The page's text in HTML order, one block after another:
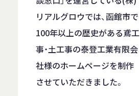
リアルグロウでは、函館市で
100年以上の歴史がある鳶工
事・土工事の泰登工業有限会
社様のホームページを制作
させていただきました。